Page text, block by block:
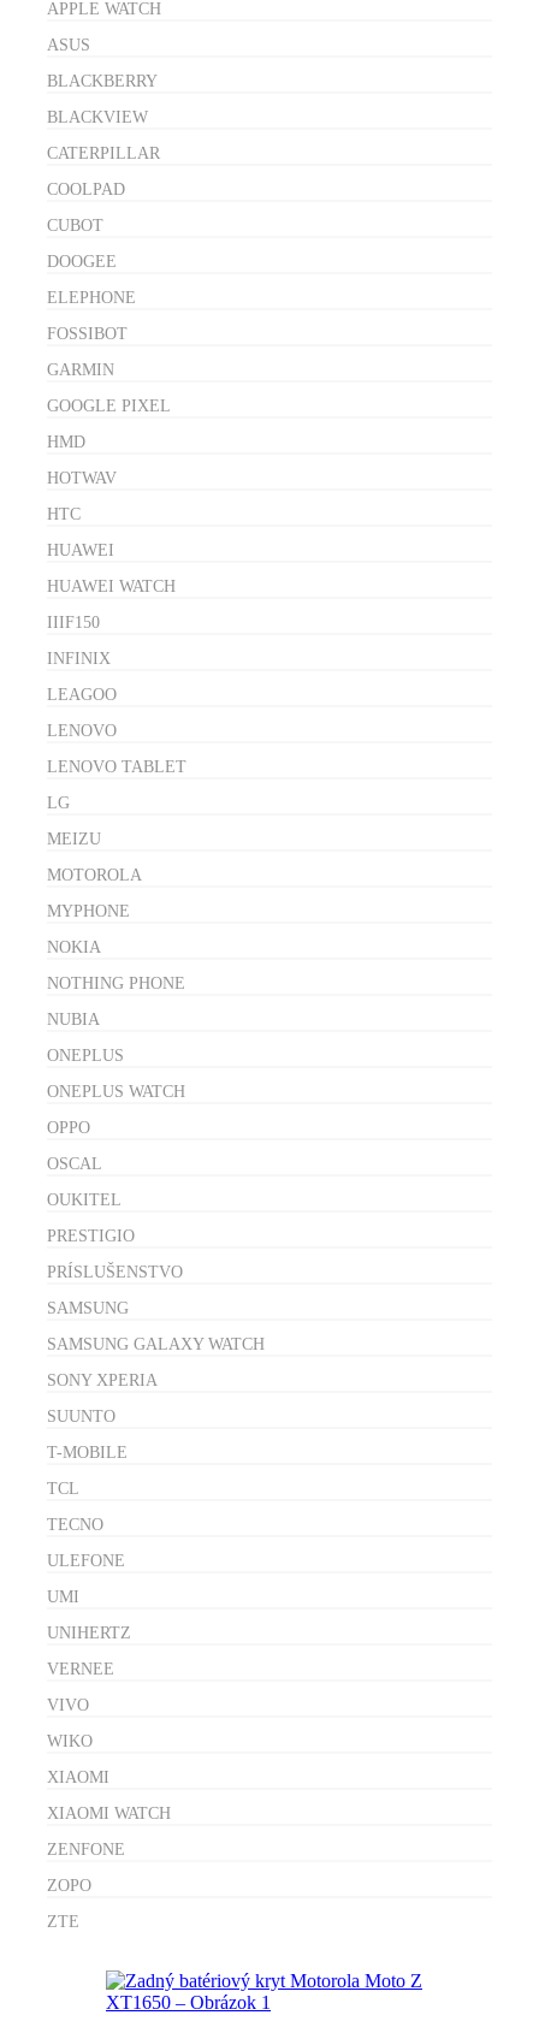
APPLE WATCH
ASUS
BLACKBERRY
BLACKVIEW
CATERPILLAR
COOLPAD
CUBOT
DOOGEE
ELEPHONE
FOSSIBOT
GARMIN
GOOGLE PIXEL
HMD
HOTWAV
HTC
HUAWEI
HUAWEI WATCH
IIIF150
INFINIX
LEAGOO
LENOVO
LENOVO TABLET
LG
MEIZU
MOTOROLA
MYPHONE
NOKIA
NOTHING PHONE
NUBIA
ONEPLUS
ONEPLUS WATCH
OPPO
OSCAL
OUKITEL
PRESTIGIO
PRÍSLUŠENSTVO
SAMSUNG
SAMSUNG GALAXY WATCH
SONY XPERIA
SUUNTO
T-MOBILE
TCL
TECNO
ULEFONE
UMI
UNIHERTZ
VERNEE
VIVO
WIKO
XIAOMI
XIAOMI WATCH
ZENFONE
ZOPO
ZTE